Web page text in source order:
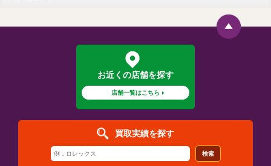
お近くの店舗を探す
店舗一覧はこちら
買取実績を探す
検索